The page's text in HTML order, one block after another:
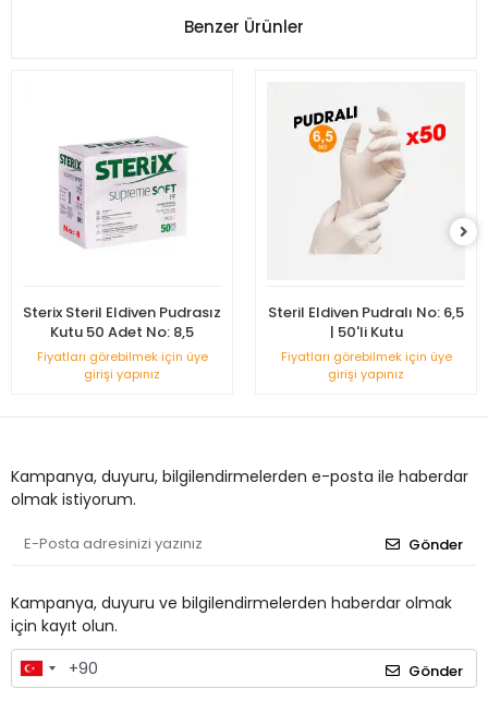
Benzer Ürünler
Sterix Steril Eldiven Pudrasız
Kutu 50 Adet No: 8,5
Fiyatları görebilmek için üye
girişi yapınız
Steril Eldiven Pudralı No: 6,5
| 50'li Kutu
Fiyatları görebilmek için üye
girişi yapınız
Kampanya, duyuru, bilgilendirmelerden e-posta ile haberdar
olmak istiyorum.
Gönder
Kampanya, duyuru ve bilgilendirmelerden haberdar olmak
için kayıt olun.
Gönder